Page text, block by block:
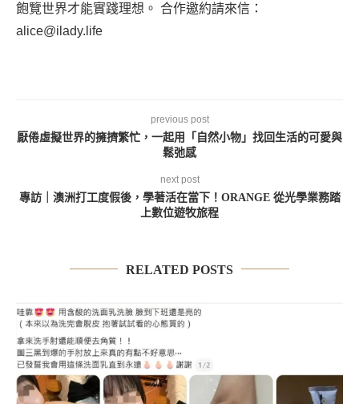
飽覽世界才能實踐理想。 合作邀約請來信：
alice@ilady.life
previous post
厭倦虛擬世界的擁擠繁忙，一起用「自然小物」找回生活的可愛與
鬆弛感
next post
專訪｜澳洲打工度假後，學著活在當下！ORANGE 從光學業務踏
上數位遊牧旅程
RELATED POSTS